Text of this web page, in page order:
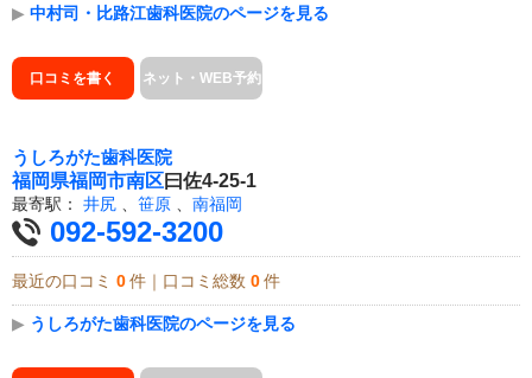
▶ 中村司・比路江歯科医院のページを見る
口コミを書く ネット・WEB予約
うしろがた歯科医院
福岡県福岡市南区曰佐4-25-1
最寄駅： 井尻 笹原 南福岡
092-592-3200
最近の口コミ 0 件｜口コミ総数 0 件
▶ うしろがた歯科医院のページを見る